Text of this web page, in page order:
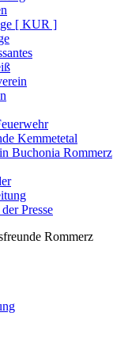
[ KUR ]
Kemmetetal
Buchonia Rommerz
Presse
Rommerz